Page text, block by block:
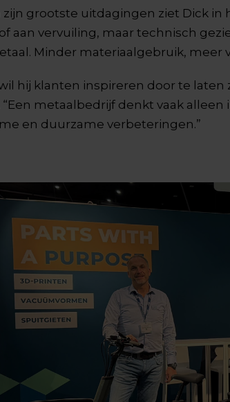
zijn grootste uitdagingen ziet Dick
aan vervuiling, maar technisch
Minder materiaalgebruik, meer
hij klanten inspireren door te
metaalbedrijf denkt vaak
en duurzame verbeteringen.”